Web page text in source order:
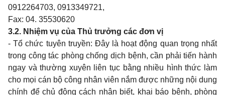
0912264703, 0913349721,
Fax: 04. 35530620
3.2. Nhiệm vụ của Thủ trưởng các đơn vị
- Tổ chức tuyên truyền: Đây là hoạt động quan trọng nhất
trong công tác phòng chống dịch bệnh, cần phải tiến hành
ngay và thường xuyên liên tục bằng nhiều hình thức làm
cho mọi cán bộ công nhân viên nắm được những nội dung
chính để chủ động cách nhận biết, khai báo bệnh, phòng